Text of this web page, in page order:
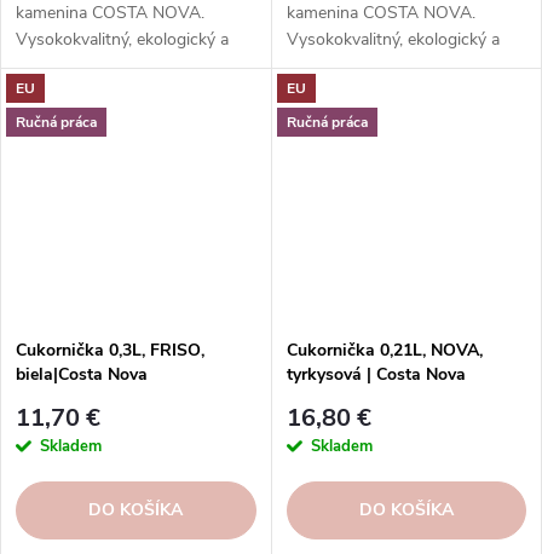
kamenina COSTA NOVA.
Vysokokvalitný, ekologický a
elegantný riad na dochucovanie
a servírovanie jedál.
Vysokokvalitné, odolné a ľahko
kamenina COSTA NOVA.
Vysokokvalitný, ekologický a
elegantný riad na dochucovanie
a servírovanie jedál.
Vysokokvalitné, odolné a ľahko
EU
Ručná práca
Cukornička 0,3L, FRISO,
biela|Costa Nova
11,70 €
Skladem
DO KOŠÍKA
EU
Ručná práca
Cukornička 0,21L, NOVA,
tyrkysová | Costa Nova
16,80 €
Skladem
DO KOŠÍKA